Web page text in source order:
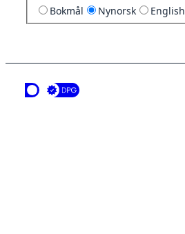
Bokmål Nynorsk English